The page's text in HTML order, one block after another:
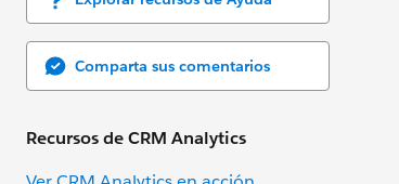
Comparta sus comentarios
Recursos de CRM Analytics